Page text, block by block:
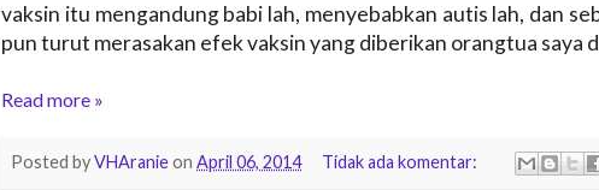
vaksin itu mengandung babi lah, menyebabkan autis lah, dan
pun turut merasakan efek vaksin yang diberikan orangtua saya
Read more »
Posted byVHAranieon April 06, 2014 Tidak ada komentar: